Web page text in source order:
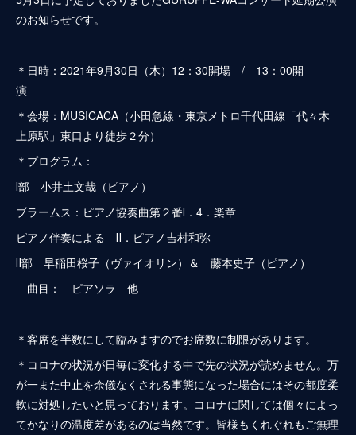
のお知らせです。
＊日時：2021年9月30日（木）12：30開場 / 13：00開
演
＊会場：MUSICACA（小田急線・東京メトロ千代田線「代々木
上原駅」東口より徒歩２分）
＊プログラム：
Ⅰ部 小井土文哉（ピアノ）
ブラームス：ピアノ協奏曲第２番Ⅰ．4．楽章
ピアノ伴奏による Ⅱ．ピアノ吉村和弥
Ⅱ部 早稲田桜子（ヴァイオリン）＆ 藤本史子（ピアノ）
曲目： ピアソラ 他
＊客席を半数にして臨みますのでお席数に制限があります。
＊コロナの状況が日毎に変化する中で先の状況が読めません。万
が一また中止を余儀なくされる事態になった場合にはその都度柔
軟に対処したいと思っております。コロナに関しては個々によっ
てかなりの温度差があるのは当然です。皆様もくれぐれもご無理